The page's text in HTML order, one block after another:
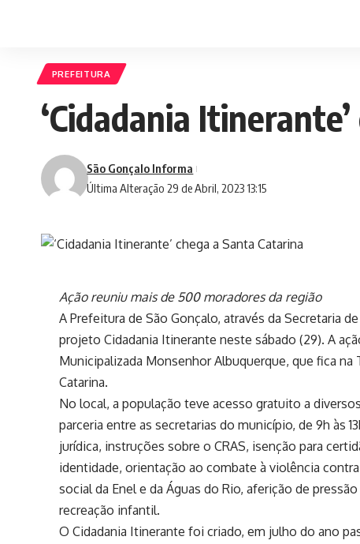
PREFEITURA
‘Cidadania
Última Alteração 29 de Abril, 2023 13:15
São Gonçalo Informa
Ação reuniu mais de 500 moradores da região
A Prefeitura de São Gonçalo, através da Secretaria
projeto Cidadania Itinerante neste sábado (29). A
Municipalizada Monsenhor Albuquerque, que fica na
Catarina.
No local, a população teve acesso gratuito a
parceria entre as secretarias do município, de 9h às
jurídica, instruções sobre o CRAS, isenção para
identidade, orientação ao combate à violência
social da Enel e da Águas do Rio, aferição de
recreação infantil.
O Cidadania Itinerante foi criado, em julho do ano